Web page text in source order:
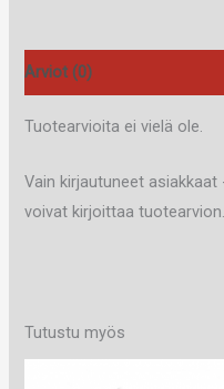
Arviot (0)
Tuotearvioita ei vielä ole.
Vain kirjautuneet
voivat kirjoittaa tuotearvion.
Tutustu myös